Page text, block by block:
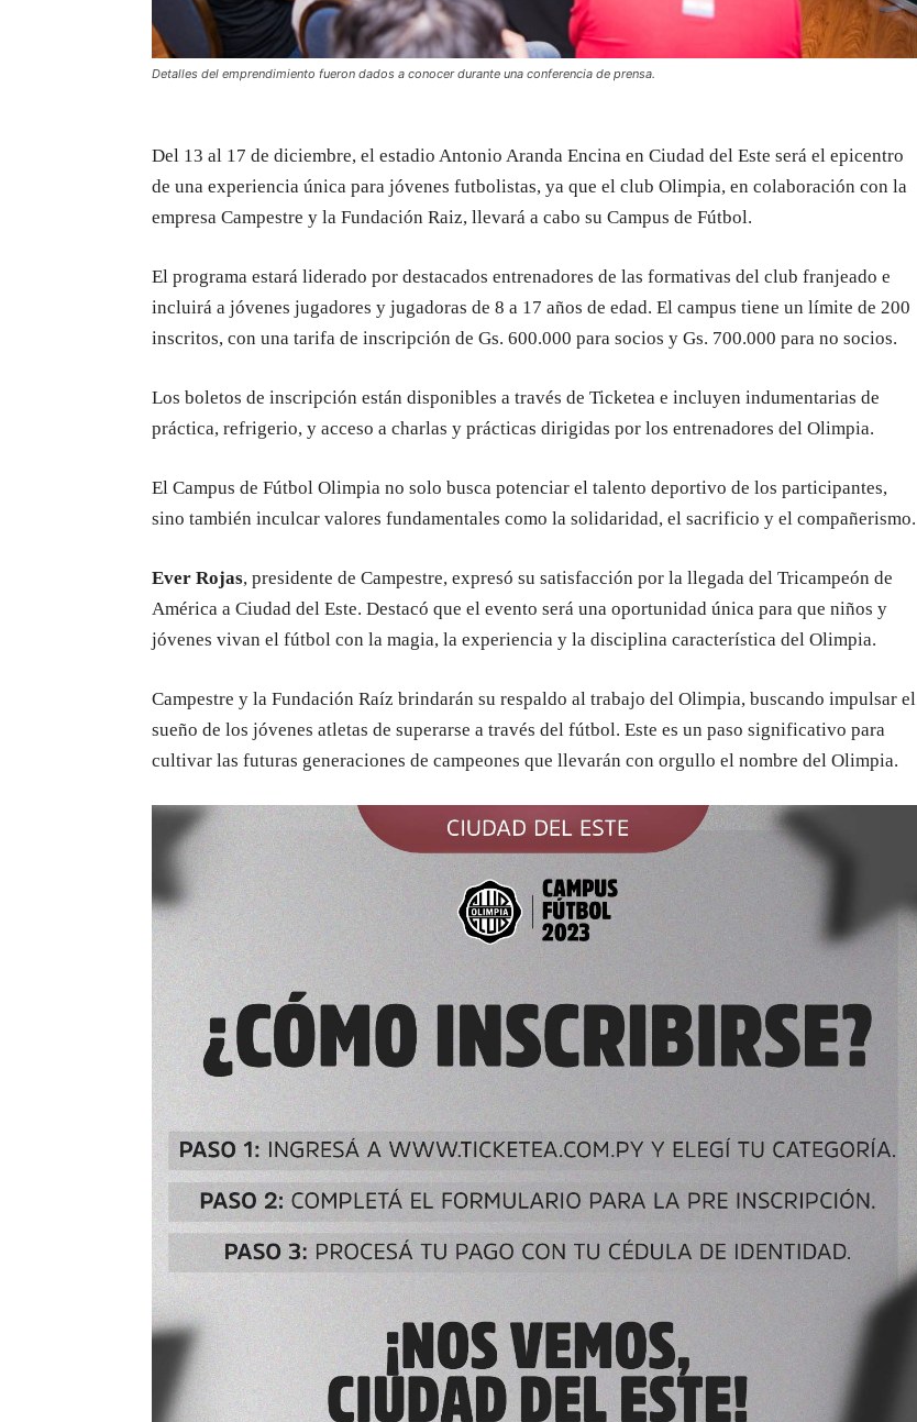
Detalles del emprendimiento fueron dados a conocer durante una conferencia de prensa.
Del 13 al 17 de diciembre, el estadio Antonio Aranda Encina en Ciudad del Este será el epicentro
de una experiencia única para jóvenes futbolistas, ya que el club Olimpia, en colaboración con la
empresa Campestre y la Fundación Raiz, llevará a cabo su Campus de Fútbol.
El programa estará liderado por destacados entrenadores de las formativas del club franjeado e
incluirá a jóvenes jugadores y jugadoras de 8 a 17 años de edad. El campus tiene un límite de 200
inscritos, con una tarifa de inscripción de Gs. 600.000 para socios y Gs. 700.000 para no socios.
Los boletos de inscripción están disponibles a través de Ticketea e incluyen indumentarias de
práctica, refrigerio, y acceso a charlas y prácticas dirigidas por los entrenadores del Olimpia.
El Campus de Fútbol Olimpia no solo busca potenciar el talento deportivo de los participantes,
sino también inculcar valores fundamentales como la solidaridad, el sacrificio y el compañerismo.
Ever Rojas, presidente de Campestre, expresó su satisfacción por la llegada del Tricampeón de
América a Ciudad del Este. Destacó que el evento será una oportunidad única para que niños y
jóvenes vivan el fútbol con la magia, la experiencia y la disciplina característica del Olimpia.
Campestre y la Fundación Raíz brindarán su respaldo al trabajo del Olimpia, buscando impulsar el
sueño de los jóvenes atletas de superarse a través del fútbol. Este es un paso significativo para
cultivar las futuras generaciones de campeones que llevarán con orgullo el nombre del Olimpia.